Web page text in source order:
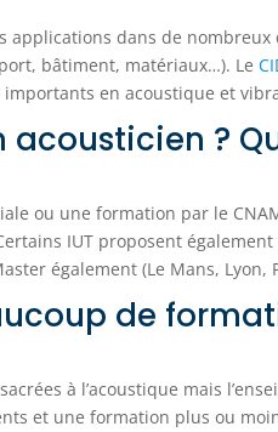
applications dans de
bâtiment, matériaux…). Le
en acoustique et
?
ou une formation par le
IUT proposent
également (Le Mans, Lyon,
de
à l’acoustique mais
et une formation plus ou